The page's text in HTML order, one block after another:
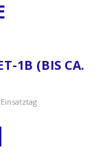
1B (BIS CA.